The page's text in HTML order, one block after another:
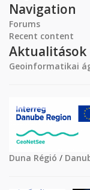
Navigation
Forums
Recent content
Aktualitások
Geoinformatikai
Duna Régió /